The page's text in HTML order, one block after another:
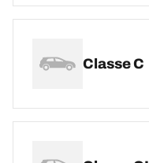
Classe C